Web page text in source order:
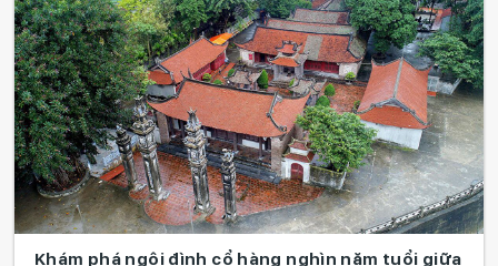
Khám phá ngôi đình cổ hàng nghìn năm tuổi giữa